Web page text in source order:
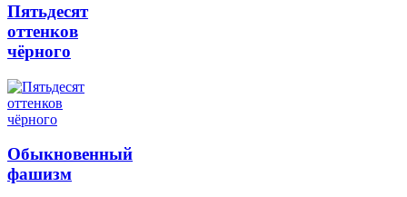
Пятьдесят
оттенков
чёрного
Обыкновенный
фашизм